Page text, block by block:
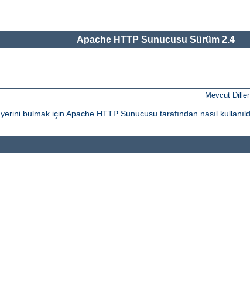
Apache HTTP Sunucusu Sürüm 2.4
Mevcut
bulmak için Apache HTTP Sunucusu tarafından nasıl